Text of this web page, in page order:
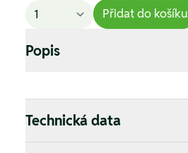
Přidat do košíku
Popis
Technická data